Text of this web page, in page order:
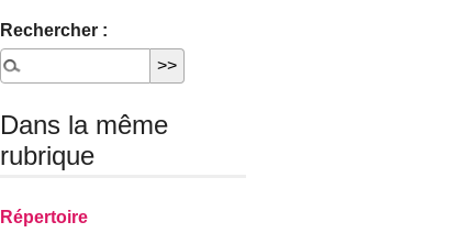
Rechercher :
Dans la même
rubrique
Répertoire